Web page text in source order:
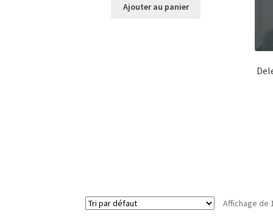
Ajouter au panier
Affichage de